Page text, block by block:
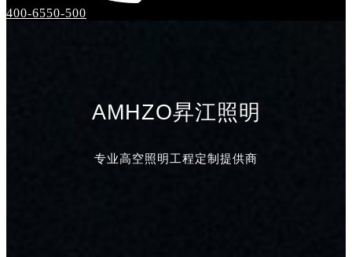
400-6550-500
AMHZO昇江照明
专业高空照明工程定制提供商